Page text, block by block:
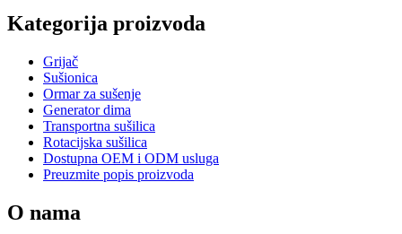
Kategorija proizvoda
Grijač
Sušionica
Ormar za sušenje
Generator dima
Transportna sušilica
Rotacijska sušilica
Dostupna OEM i ODM usluga
Preuzmite popis proizvoda
O nama